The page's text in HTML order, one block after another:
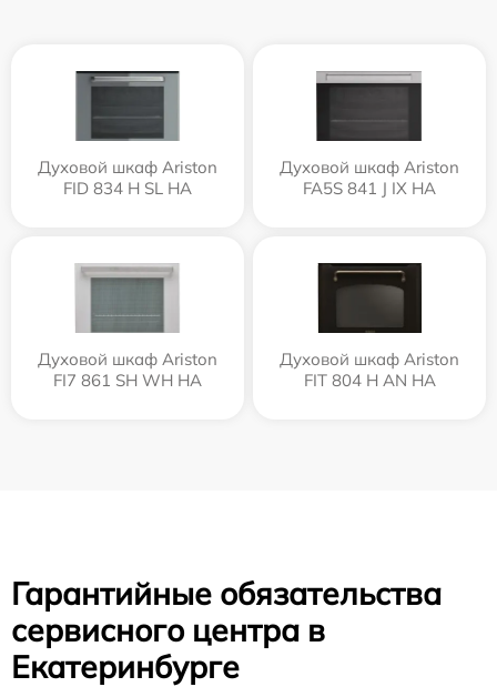
Духовой шкаф Ariston
FID 834 H SL HA
Духовой шкаф Ariston
FA5S 841 J IX HA
Духовой шкаф Ariston
FI7 861 SH WH HA
Духовой шкаф Ariston
FIT 804 H AN HA
Гарантийные обязательства
сервисного центра в
Екатеринбурге